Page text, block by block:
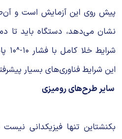
پیش روی این آزمایش است و
این شرایط فناوری‌های بسیار
سایر طرح‌های رومیزی
بکنشتاین تنها فیزیکدانی